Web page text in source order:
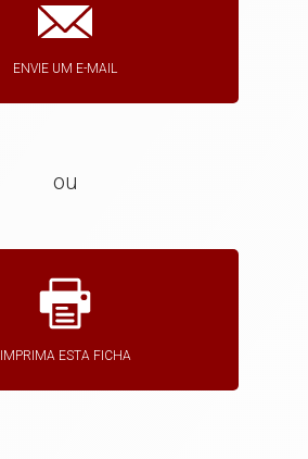
ENVIE UM E-MAIL
ou
IMPRIMA ESTA FICHA